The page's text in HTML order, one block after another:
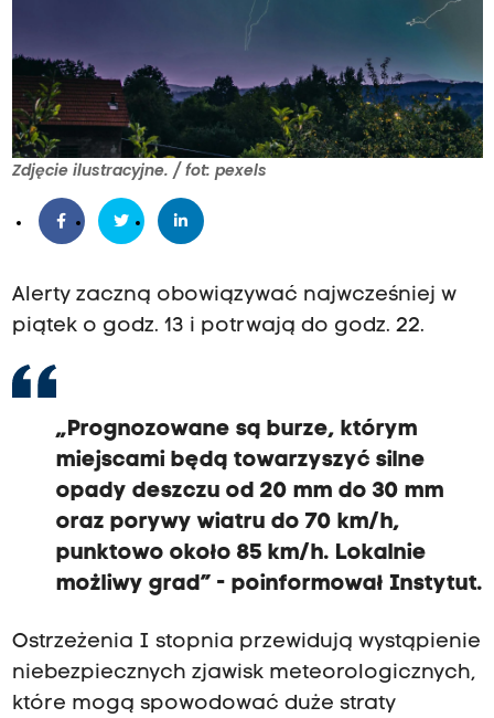
Zdjęcie ilustracyjne. / fot: pexels
Alerty zaczną obowiązywać najwcześniej w
piątek o godz. 13 i potrwają do godz. 22.
„Prognozowane są burze, którym
miejscami będą towarzyszyć silne
opady deszczu od 20 mm do 30 mm
oraz porywy wiatru do 70 km/h,
punktowo około 85 km/h. Lokalnie
możliwy grad” - poinformował Instytut.
Ostrzeżenia I stopnia przewidują wystąpienie
niebezpiecznych zjawisk meteorologicznych,
które mogą spowodować duże straty